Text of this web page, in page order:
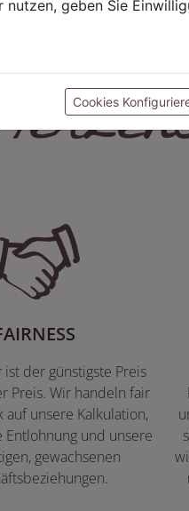
der günstigste Preis
Preis. Wir handeln fair
unsere Kalkulation,
Entlohnung und unsere
gewachsenen
nutzen, geben Sie
Cookies